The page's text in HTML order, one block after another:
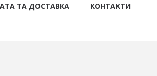
ТА ДОСТАВКА КОНТАКТИ